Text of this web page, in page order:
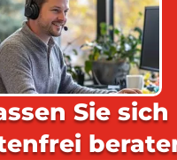
Sie sich